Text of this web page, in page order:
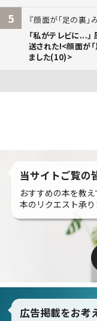
5
顔面が「足の裏」
「私がテレビに...
送された!<顔面が
ました(10)>
当サイトご覧の
おすすめの本を教え
本のリクエスト承り
広告掲載をお考